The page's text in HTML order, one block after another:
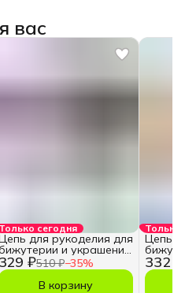
вас
сегодня
329 ₽510 ₽−35%
для рукоделия для
и украшений
5,5х7,5 мм.
В корзину
Только
332 ₽
Цепь
5,5х7,5